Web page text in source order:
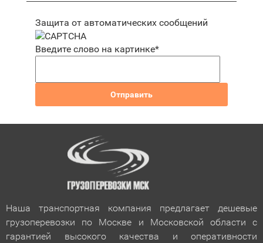
Защита от автоматических сообщений
Введите слово на картинке*
Наша транспортная компания предлагает дешевые
грузоперевозки по Москве и Московской области с
гарантией высокого качества и оперативности